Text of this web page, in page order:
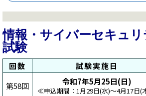
情報・サイバーセキュ
試験
回数
試験実施日
第58回
令和7年5月25日(日)
≪申込期間：1月29日(水)～4月17日(